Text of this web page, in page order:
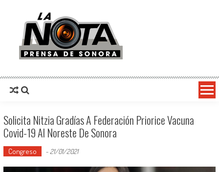
La Nota Prensa De Sonora
Solicita Nitzia Gradías A Federación Priorice Vacuna
Covid-19 Al Noreste De Sonora
Congreso - 21/01/2021